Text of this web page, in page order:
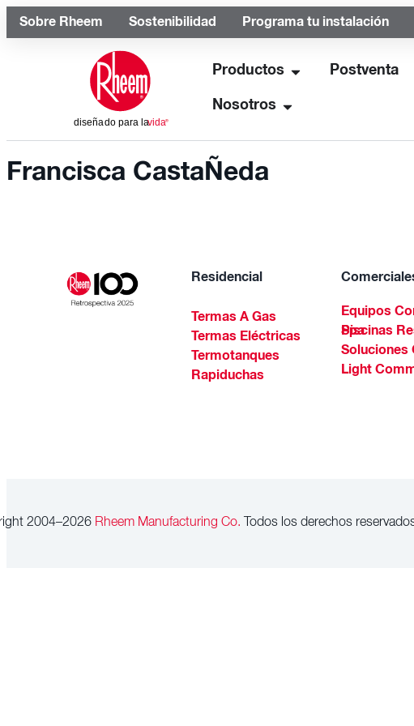
Sobre Rheem Sostenibilidad Programa tu instalación
Productos Postventa
Nosotros
Francisca CastaÑeda
Residencial
Termas A Gas
Termas Eléctricas
Termotanques
Rapiduchas
Equipos
Piscinas Residenciales Y Spa
Soluciones
Light
2004–2026Rheem Manufacturing Co. Todos los derechos